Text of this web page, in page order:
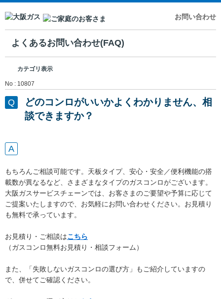
お問い合わせ
よくあるお問い合わせ(FAQ)
カテゴリ表示
No : 10807
どのコンロがいいかよくわかりません、相
談できますか？
もちろんご相談可能です。天板タイプ、安心・安全／便利機能の搭
載数が異なるなど、さまざまなタイプのガスコンロがございます。
大阪ガスサービスチェーンでは、お客さまのご要望や予算に応じて
ご提案いたしますので、お気軽にお問い合わせください。お見積り
も無料で承っています。
お見積り・ご相談はこちら
（ガスコンロ無料お見積り・相談フォーム）
また、「失敗しないガスコンロの選び方」もご紹介していますの
で、併せてご確認ください。